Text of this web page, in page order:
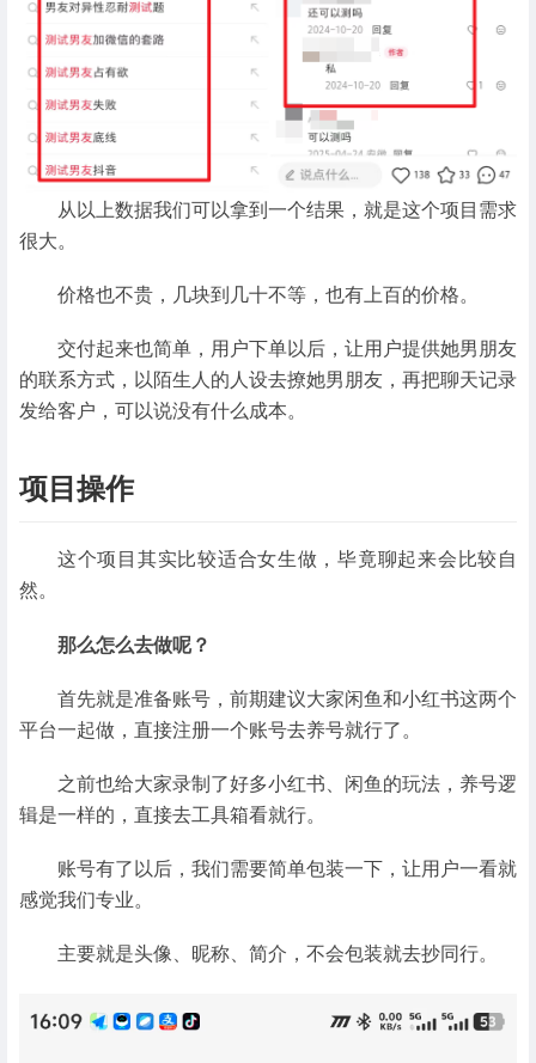
从以上数据我们可以拿到一个结果，就是这个项目需求
很大。
价格也不贵，几块到几十不等，也有上百的价格。
交付起来也简单，用户下单以后，让用户提供她男朋友
的联系方式，以陌生人的人设去撩她男朋友，再把聊天记录
发给客户，可以说没有什么成本。
项目操作
这个项目其实比较适合女生做，毕竟聊起来会比较自
然。
那么怎么去做呢？
首先就是准备账号，前期建议大家闲鱼和小红书这两个
平台一起做，直接注册一个账号去养号就行了。
之前也给大家录制了好多小红书、闲鱼的玩法，养号逻
辑是一样的，直接去工具箱看就行。
账号有了以后，我们需要简单包装一下，让用户一看就
感觉我们专业。
主要就是头像、昵称、简介，不会包装就去抄同行。